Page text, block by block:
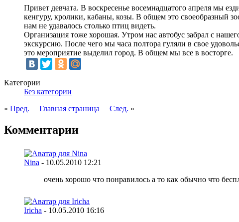
Привет девчата. В воскресенье восемнадцатого апреля мы
кенгуру, кролики, кабаны, козы. В общем это своеобразный
нам не удавалось столько птиц видеть.
Организация тоже хорошая. Утром нас автобус забрал с
экскурсию. После чего мы часа полтора гуляли в свое
это мероприятие выделил город. В общем мы все в восторге.
Категории
Без категории
« Пред. Главная страница След. »
Комментарии
Nina - 10.05.2010 12:21
очень хорошо что понравилось а то как обычно что
Iricha - 10.05.2010 16:16